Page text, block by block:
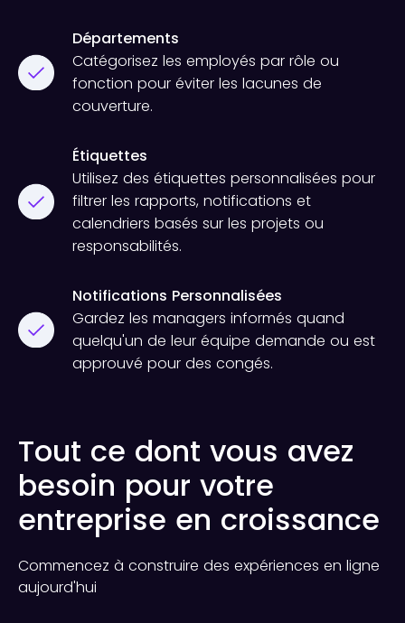
Départements
Catégorisez les employés par rôle ou
fonction pour éviter les lacunes de
couverture.
Étiquettes
Utilisez des étiquettes personnalisées pour
filtrer les rapports, notifications et
calendriers basés sur les projets ou
responsabilités.
Notifications Personnalisées
Gardez les managers informés quand
quelqu'un de leur équipe demande ou est
approuvé pour des congés.
Tout ce dont vous avez
besoin pour votre
entreprise en croissance
Commencez à construire des expériences en ligne
aujourd'hui